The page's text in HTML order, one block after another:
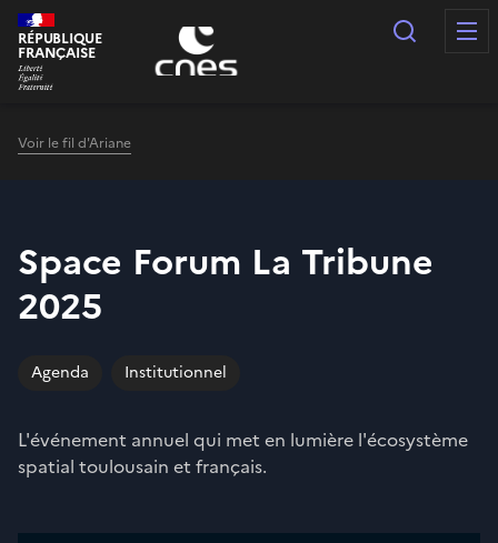
Panneau de gestion des cookies
RÉPUBLIQUE
FRANÇAISE
Voir le fil d'Ariane
Space Forum La Tribune
2025
Agenda Institutionnel
L'événement annuel qui met en lumière l'écosystème
spatial toulousain et français.